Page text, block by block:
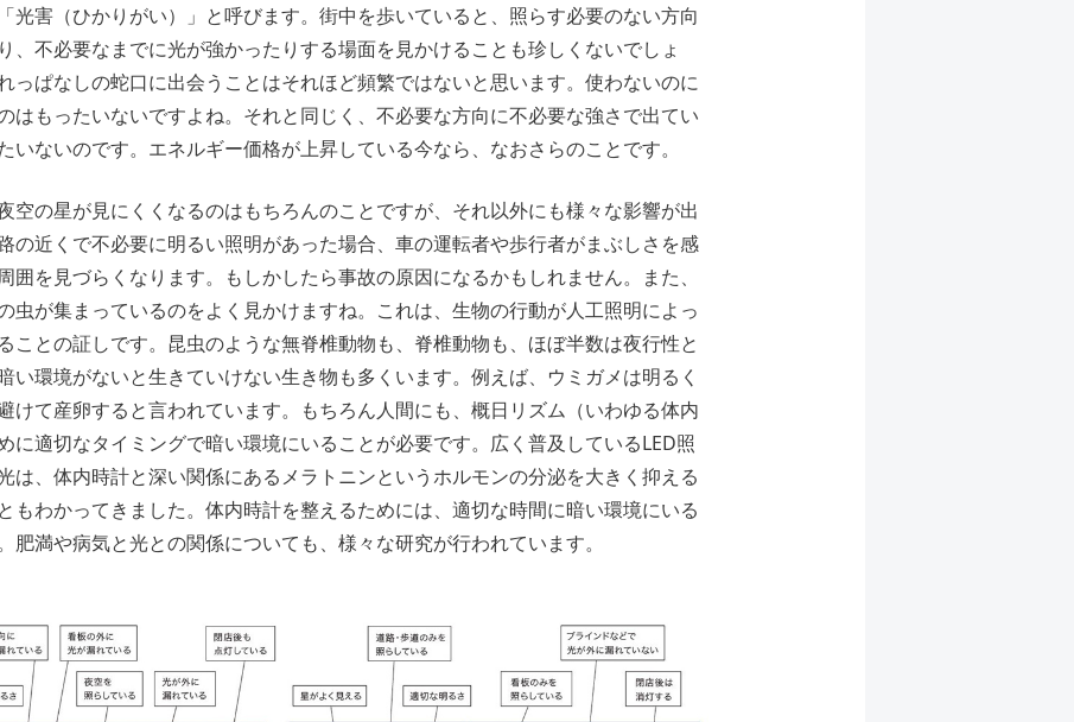
光害（ひかりがい）」と呼びます。街中を歩いていると、照らす必要のない方向
、不必要なまでに光が強かったりする場面を見かけることも珍しくないでしょ
っぱなしの蛇口に出会うことはそれほど頻繁ではないと思います。使わないのに
はもったいないですよね。それと同じく、不必要な方向に不必要な強さで出てい
いないのです。エネルギー価格が上昇している今なら、なおさらのことです。
空の星が見にくくなるのはもちろんのことですが、それ以外にも様々な影響が出
の近くで不必要に明るい照明があった場合、車の運転者や歩行者がまぶしさを感
囲を見づらくなります。もしかしたら事故の原因になるかもしれません。また、
虫が集まっているのをよく見かけますね。これは、生物の行動が人工照明によっ
ことの証しです。昆虫のような無脊椎動物も、脊椎動物も、ほぼ半数は夜行性と
い環境がないと生きていけない生き物も多くいます。例えば、ウミガメは明るく
けて産卵すると言われています。もちろん人間にも、概日リズム（いわゆる体内
に適切なタイミングで暗い環境にいることが必要です。広く普及しているLED照
は、体内時計と深い関係にあるメラトニンというホルモンの分泌を大きく抑える
もわかってきました。体内時計を整えるためには、適切な時間に暗い環境にいる
肥満や病気と光との関係についても、様々な研究が行われています。